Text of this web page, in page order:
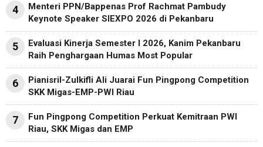
4
Menteri PPN/Bappenas Prof Rachmat Pambudy
Keynote Speaker SIEXPO 2026 di Pekanbaru
5
Evaluasi Kinerja Semester I 2026, Kanim Pekanbaru
Raih Penghargaan Humas Most Popular
6
Pianisril-Zulkifli Ali Juarai Fun Pingpong Competition
SKK Migas-EMP-PWI Riau
7
Fun Pingpong Competition Perkuat Kemitraan PWI
Riau, SKK Migas dan EMP